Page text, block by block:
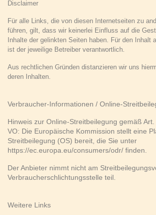
Disclaimer
Für alle Links, die von diesen Internetseiten zu
führen, gilt, dass wir keinerlei Einfluss auf die
Inhalte der gelinkten Seiten haben. Für den Inhalt
ist der jeweilige Betreiber verantwortlich.
Aus rechtlichen Gründen distanzieren wir uns
deren Inhalten.
Verbraucher-Informationen / Online-
Hinweis zur Online-Streitbeilegung gemäß
VO: Die Europäische Kommission stellt eine
Streitbeilegung (OS) bereit, die Sie unter
https://ec.europa.eu/consumers/odr/ finden.
Der Anbieter nimmt nicht am
Verbraucherschlichtungsstelle teil.
Weitere Links